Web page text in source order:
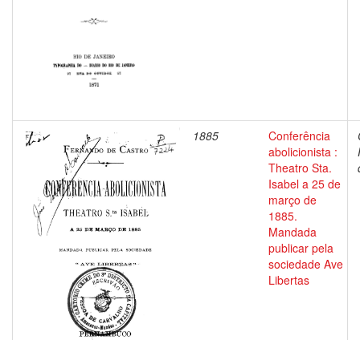
1885
Conferência
abolicionista :
Theatro Sta.
Isabel a 25 de
março de
1885.
Mandada
publicar pela
sociedade Ave
Libertas